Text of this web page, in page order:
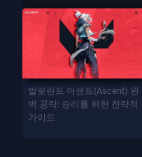
발로란트 어센트(Ascent) 완
벽 공략: 승리를 위한 전략적
가이드